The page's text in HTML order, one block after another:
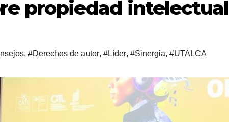
propiedad intelectual
, #Derechos de autor, #Líder, #Sinergia, #UTALCA